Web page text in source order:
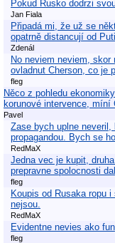
Pokud Rusko dodrzi
Jan Fiala
Připadá mi, že už se
opatrně distancují od
Zdenál
No neviem neviem,
ovladnut Cherson, co je
fleg
Něco z pohledu
korunové intervence, míní
Pavel
Zase bych uplne
propagandou. Bych se
RedMaX
Jedna vec je kupit,
prepravne spolocnosti
fleg
Koupis od Rusaka ropu
nejsou.
RedMaX
Evidentne nevies ako
fleg